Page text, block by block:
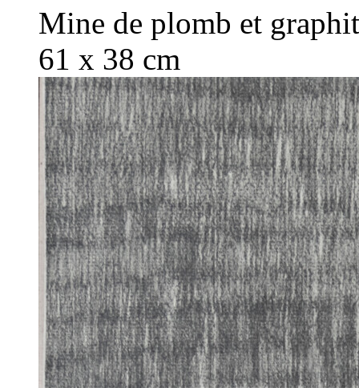
Mine de plomb et
61 x 38 cm